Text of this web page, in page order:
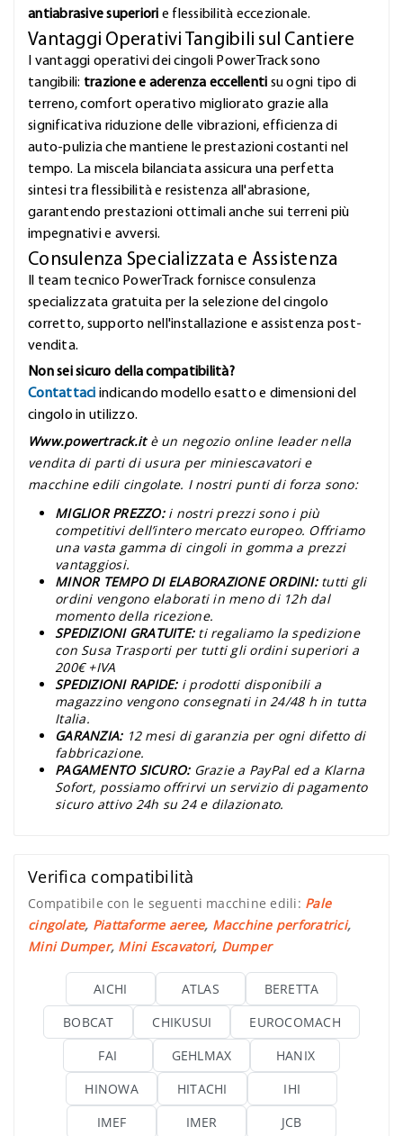
antiabrasive superiori e flessibilità eccezionale.
Vantaggi Operativi Tangibili sul Cantiere
I vantaggi operativi dei cingoli PowerTrack sono
tangibili: trazione e aderenza eccellenti su ogni tipo di
terreno, comfort operativo migliorato grazie alla
significativa riduzione delle vibrazioni, efficienza di
auto-pulizia che mantiene le prestazioni costanti nel
tempo. La miscela bilanciata assicura una perfetta
sintesi tra flessibilità e resistenza all'abrasione,
garantendo prestazioni ottimali anche sui terreni più
impegnativi e avversi.
Consulenza Specializzata e Assistenza
Il team tecnico PowerTrack fornisce consulenza
specializzata gratuita per la selezione del cingolo
corretto, supporto nell'installazione e assistenza post-
vendita.
Non sei sicuro della compatibilità?
Contattaci indicando modello esatto e dimensioni del
cingolo in utilizzo.
Www.powertrack.it è un negozio online leader nella
vendita di parti di usura per miniescavatori e
macchine edili cingolate. I nostri punti di forza sono:
MIGLIOR PREZZO: i nostri prezzi sono i più
competitivi dell’intero mercato europeo. Offriamo
una vasta gamma di cingoli in gomma a prezzi
vantaggiosi.
MINOR TEMPO DI ELABORAZIONE ORDINI: tutti gli
ordini vengono elaborati in meno di 12h dal
momento della ricezione.
SPEDIZIONI GRATUITE: ti regaliamo la spedizione
con Susa Trasporti per tutti gli ordini superiori a
200€ +IVA
SPEDIZIONI RAPIDE: i prodotti disponibili a
magazzino vengono consegnati in 24/48 h in tutta
Italia.
GARANZIA: 12 mesi di garanzia per ogni difetto di
fabbricazione.
PAGAMENTO SICURO: Grazie a PayPal ed a Klarna
Sofort, possiamo offrirvi un servizio di pagamento
sicuro attivo 24h su 24 e dilazionato.
Verifica compatibilità
Compatibile con le seguenti macchine edili: Pale
cingolate, Piattaforme aeree, Macchine perforatrici,
Mini Dumper, Mini Escavatori, Dumper
AICHI ATLAS
BERETTA
BOBCAT
CHIKUSUI
EUROCOMACH
FAI
GEHLMAX
HANIX
HINOWA
HITACHI
IHI
IMEF
IMER
JCB